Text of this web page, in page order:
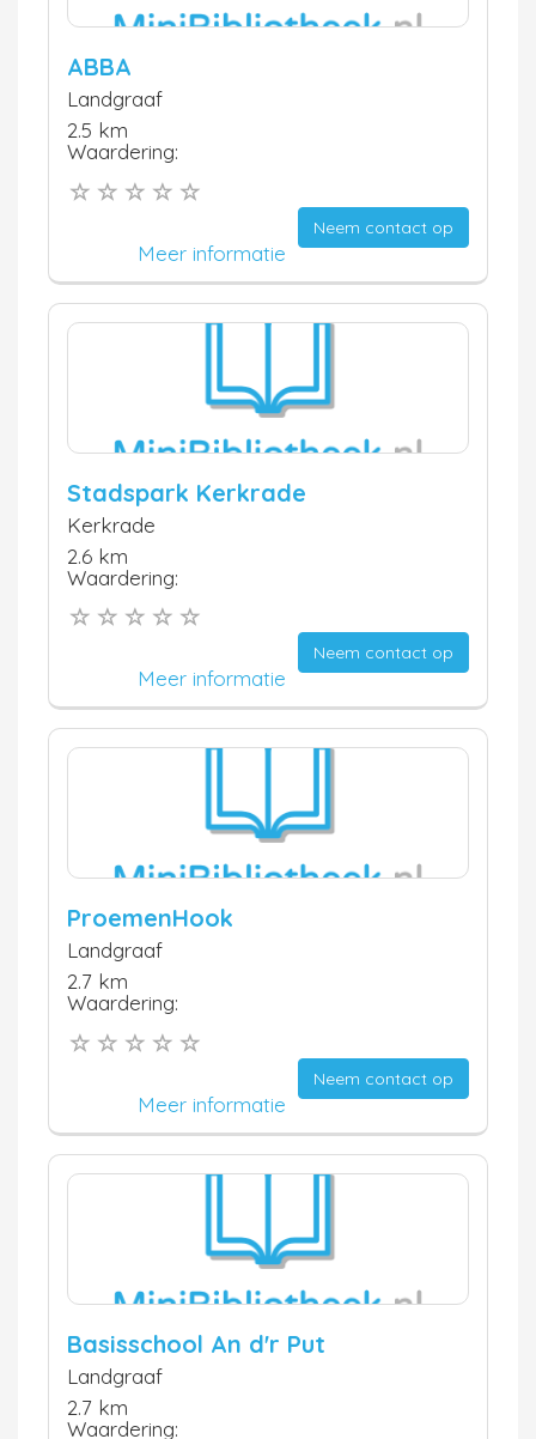
ABBA
Landgraaf
2.5 km
Waardering:
Neem contact op
Meer informatie
Stadspark Kerkrade
Kerkrade
2.6 km
Waardering:
Neem contact op
Meer informatie
ProemenHook
Landgraaf
2.7 km
Waardering:
Neem contact op
Meer informatie
Basisschool An d'r Put
Landgraaf
2.7 km
Waardering: